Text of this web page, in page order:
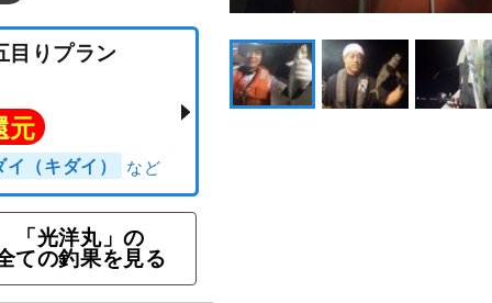
五目りプラン
「光洋丸」の
ての釣果を見る